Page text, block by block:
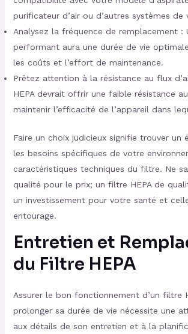
purificateur d’air ou d’autres systèmes de
Analysez la fréquence de remplacement :
performant aura une durée de vie
les coûts et l’effort de maintenance.
Prêtez attention à la résistance au flux
HEPA devrait offrir une faible résistance
maintenir l’efficacité de l’appareil dans
Faire un choix judicieux signifie trouver un
les besoins spécifiques de votre
caractéristiques techniques du filtre. Ne
qualité pour le prix; un filtre HEPA de
un investissement pour votre santé et
entourage.
Entretien et
du Filtre HEPA
Assurer le bon fonctionnement d’un filtre
prolonger sa durée de vie nécessite une
aux détails de son entretien et à la